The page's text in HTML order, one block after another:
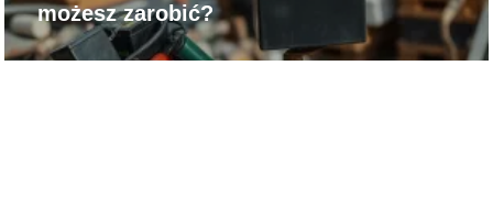
możesz zarobić?